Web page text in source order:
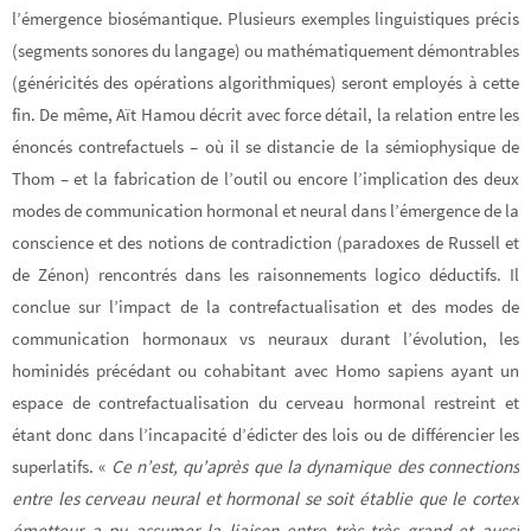
l’émergence biosémantique. Plusieurs exemples linguistiques précis
(segments sonores du langage) ou mathématiquement démontrables
(généricités des opérations algorithmiques) seront employés à cette
fin. De même, Aït Hamou décrit avec force détail, la relation entre les
énoncés contrefactuels – où il se distancie de la sémiophysique de
Thom – et la fabrication de l’outil ou encore l’implication des deux
modes de communication hormonal et neural dans l’émergence de la
conscience et des notions de contradiction (paradoxes de Russell et
de Zénon) rencontrés dans les raisonnements logico déductifs. Il
conclue sur l’impact de la contrefactualisation et des modes de
communication hormonaux vs neuraux durant l’évolution, les
hominidés précédant ou cohabitant avec Homo sapiens ayant un
espace de contrefactualisation du cerveau hormonal restreint et
étant donc dans l’incapacité d’édicter des lois ou de différencier les
superlatifs. « Ce n’est, qu’après que la dynamique des connections
entre les cerveau neural et hormonal se soit établie que le cortex